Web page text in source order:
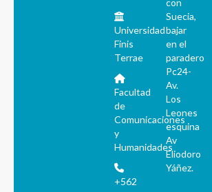
Universidad
Finis
Terrae
Facultad
de
Comunicaciones
y
Humanidades
+562
Suecia,
bajar
en el
paradero
Pc24-
Av.
Los
Leones
esquina
Av
Eliodoro
Yáñez.